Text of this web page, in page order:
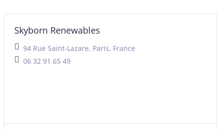
Skyborn Renewables
94 Rue Saint-Lazare, Paris, France
06 32 91 65 49